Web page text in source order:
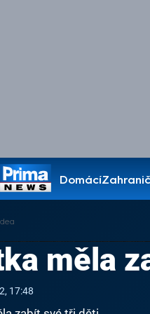
Domácí
Pořady
měla
17:48